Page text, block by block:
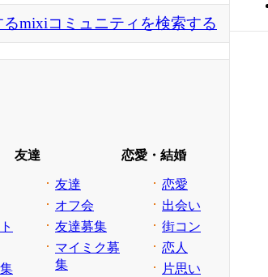
るmixiコミュニティを検索する
友達
友達
オフ会
友達募集
マイミク募
集
恋愛・結婚
恋愛
出会い
街コン
恋人
片思い